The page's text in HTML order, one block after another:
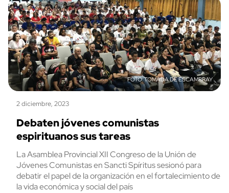
TOMADA DE ESCAMBRAY
2 diciembre, 2023
Debaten jóvenes comunistas
espirituanos sus tareas
La Asamblea Provincial XII Congreso de la Unión de
Jóvenes Comunistas en Sancti Spíritus sesionó para
debatir el papel de la organización en el fortalecimiento de
la vida económica y social del país